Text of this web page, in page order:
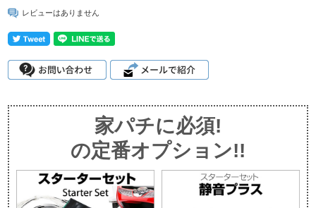
レビューはありません
家パチに必須!
の定番オプション!!